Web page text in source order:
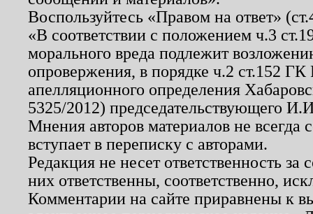
Воспользуйтесь «Правом на ответ»
«В соответствии с положением ч.3
морального вреда подлежит
опровержения, в порядке ч.2 ст.152
апелляционного определения
5325/2012) председательствующего
Мнения авторов материалов не
вступает в переписку с авторами.
Редакция не несет ответственность
них ответственны, соответственно,
Комментарии на сайте приравнены к